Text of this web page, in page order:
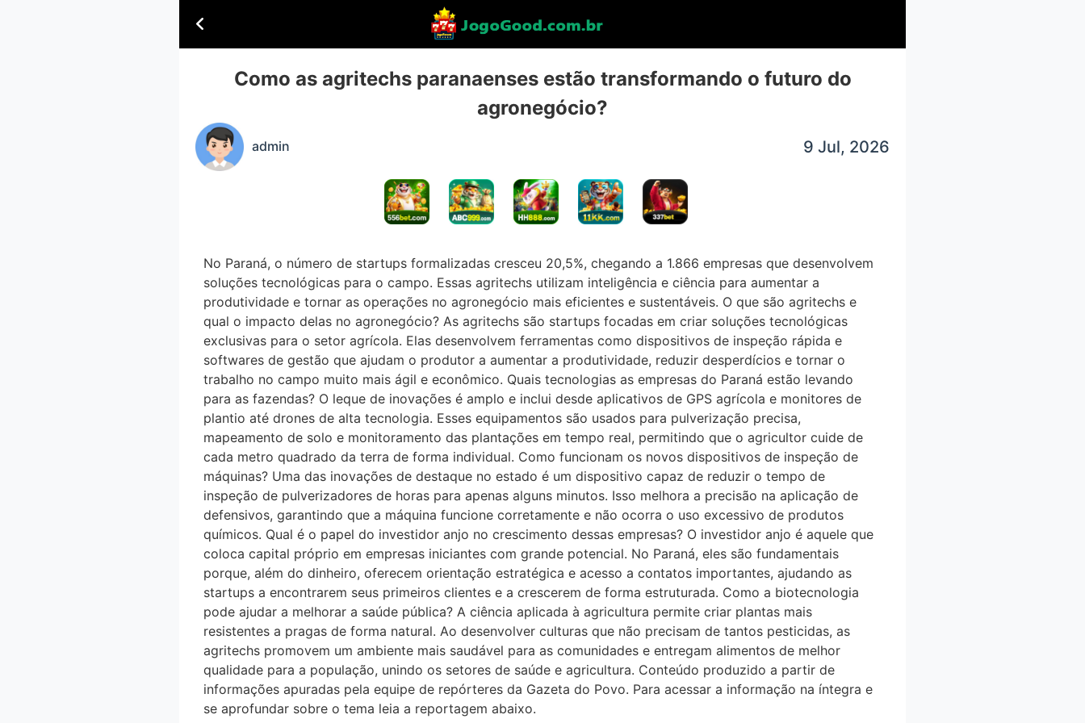
Como as agritechs paranaenses estão transformando o futuro do
agronegócio?
admin 9 Jul, 2026
No Paraná, o número de startups formalizadas cresceu 20,5%, chegando a 1.866 empresas que desenvolvem
soluções tecnológicas para o campo. Essas agritechs utilizam inteligência e ciência para aumentar a
produtividade e tornar as operações no agronegócio mais eficientes e sustentáveis. O que são agritechs e
qual o impacto delas no agronegócio? As agritechs são startups focadas em criar soluções tecnológicas
exclusivas para o setor agrícola. Elas desenvolvem ferramentas como dispositivos de inspeção rápida e
softwares de gestão que ajudam o produtor a aumentar a produtividade, reduzir desperdícios e tornar o
trabalho no campo muito mais ágil e econômico. Quais tecnologias as empresas do Paraná estão levando
para as fazendas? O leque de inovações é amplo e inclui desde aplicativos de GPS agrícola e monitores de
plantio até drones de alta tecnologia. Esses equipamentos são usados para pulverização precisa,
mapeamento de solo e monitoramento das plantações em tempo real, permitindo que o agricultor cuide de
cada metro quadrado da terra de forma individual. Como funcionam os novos dispositivos de inspeção de
máquinas? Uma das inovações de destaque no estado é um dispositivo capaz de reduzir o tempo de
inspeção de pulverizadores de horas para apenas alguns minutos. Isso melhora a precisão na aplicação de
defensivos, garantindo que a máquina funcione corretamente e não ocorra o uso excessivo de produtos
químicos. Qual é o papel do investidor anjo no crescimento dessas empresas? O investidor anjo é aquele que
coloca capital próprio em empresas iniciantes com grande potencial. No Paraná, eles são fundamentais
porque, além do dinheiro, oferecem orientação estratégica e acesso a contatos importantes, ajudando as
startups a encontrarem seus primeiros clientes e a crescerem de forma estruturada. Como a biotecnologia
pode ajudar a melhorar a saúde pública? A ciência aplicada à agricultura permite criar plantas mais
resistentes a pragas de forma natural. Ao desenvolver culturas que não precisam de tantos pesticidas, as
agritechs promovem um ambiente mais saudável para as comunidades e entregam alimentos de melhor
qualidade para a população, unindo os setores de saúde e agricultura. Conteúdo produzido a partir de
informações apuradas pela equipe de repórteres da Gazeta do Povo. Para acessar a informação na íntegra e
se aprofundar sobre o tema leia a reportagem abaixo.